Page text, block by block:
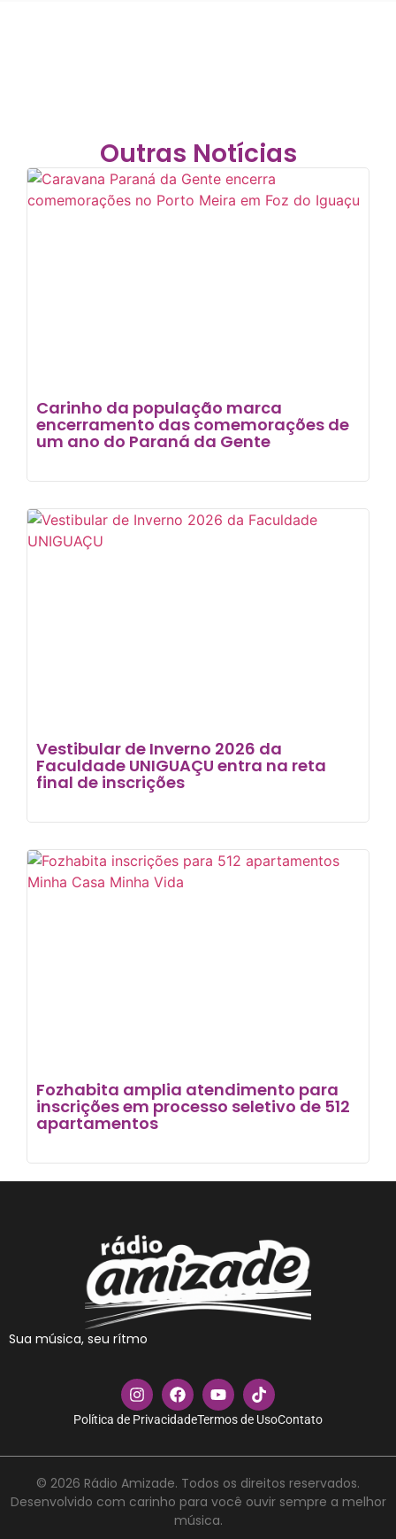
Outras Notícias
Carinho da população marca
encerramento das comemorações de
um ano do Paraná da Gente
Vestibular de Inverno 2026 da
Faculdade UNIGUAÇU entra na reta
final de inscrições
Fozhabita amplia atendimento para
inscrições em processo seletivo de 512
apartamentos
Sua música, seu rítmo
Política de PrivacidadeTermos de UsoContato
© 2026 Rádio Amizade. Todos os direitos reservados.
Desenvolvido com carinho para você ouvir sempre a melhor
música.